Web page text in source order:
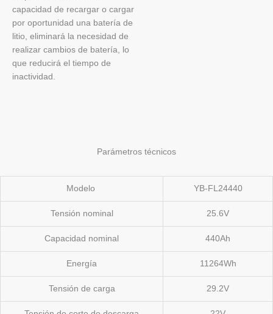
capacidad de recargar o cargar
por oportunidad una batería de
litio, eliminará la necesidad de
realizar cambios de batería, lo
que reducirá el tiempo de
inactividad.
Parámetros técnicos
Modelo YB-FL24440
Tensión nominal 25.6V
Capacidad nominal 440Ah
Energía 11264Wh
Tensión de carga 29.2V